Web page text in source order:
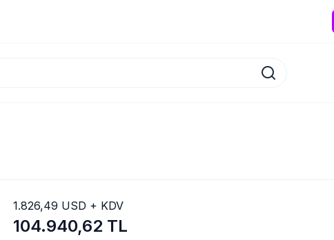
104.940,62 TL
1.826,49 USD + KDV